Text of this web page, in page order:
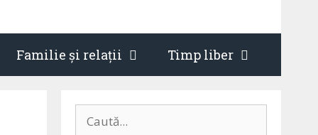
Familie și relații Timp liber
după: